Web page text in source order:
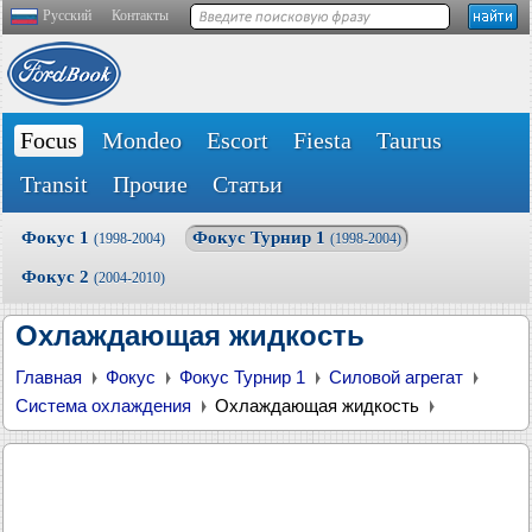
Русский Контакты
Focus Mondeo Escort Fiesta
Taurus
Transit
Прочие Статьи
Фокус 1 (1998-2004) Фокус Турнир 1 (1998-2004)
Фокус 2 (2004-2010)
Охлаждающая жидкость
Главная Фокус Фокус Турнир 1
Силовой агрегат
Система охлаждения
Охлаждающая жидкость